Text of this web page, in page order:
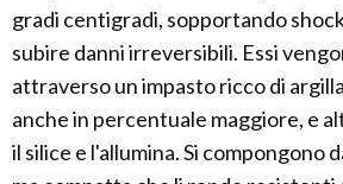
gradi centigradi, sopportando
subire danni irreversibili. Essi
attraverso un impasto ricco di
anche in percentuale maggiore, e
il silice e l'allumina. Si compongono